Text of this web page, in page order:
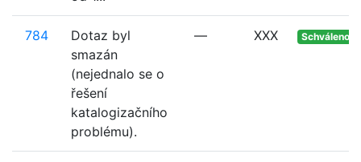
784
Dotaz byl
smazán
(nejednalo se o
řešení
katalogizačního
problému).
— XXX Schváleno